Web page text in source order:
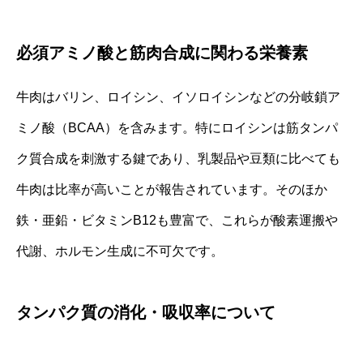
必須アミノ酸と筋肉合成に関わる栄養素
牛肉はバリン、ロイシン、イソロイシンなどの分岐鎖ア
ミノ酸（BCAA）を含みます。特にロイシンは筋タンパ
ク質合成を刺激する鍵であり、乳製品や豆類に比べても
牛肉は比率が高いことが報告されています。そのほか
鉄・亜鉛・ビタミンB12も豊富で、これらが酸素運搬や
代謝、ホルモン生成に不可欠です。
タンパク質の消化・吸収率について